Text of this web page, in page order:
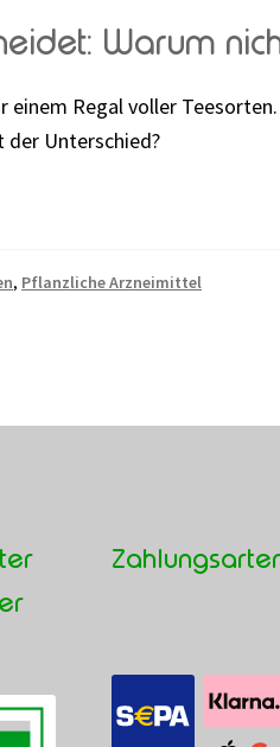
Warum
einem Regal voller
der Unterschied?
, Pflanzliche Arzneimittel